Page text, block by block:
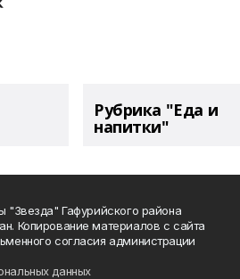
Рубрика "Еда и
напитки"
"Звезда" Гафурийского района
Копирование материалов с сайта
согласия администрации
данных